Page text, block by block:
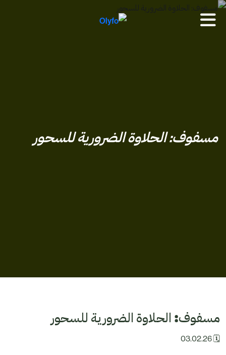
العملية
تواصل
معنا
مسفوف: الحلاوة الضرورية للسحور
مسفوف: الحلاوة الضرورية للسحور
🗓 03.02.26